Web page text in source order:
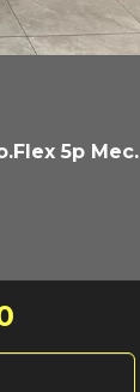
5p Mec.